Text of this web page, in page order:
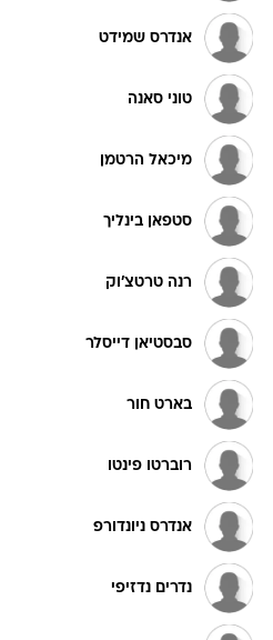
אנדרס שמידט
טוני סאנה
מיכאל הרטמן
סטפאן בינליך
רנה טרטצ'וק
סבסטיאן דייסלר
בארט חור
רוברטו פינטו
אנדרס ניונדורפ
נדרים נדזיפי